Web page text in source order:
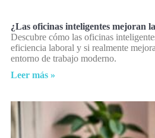
¿Las oficinas inteligentes mejoran
Descubre cómo las oficinas
eficiencia laboral y si realmente
entorno de trabajo moderno.
Leer más »